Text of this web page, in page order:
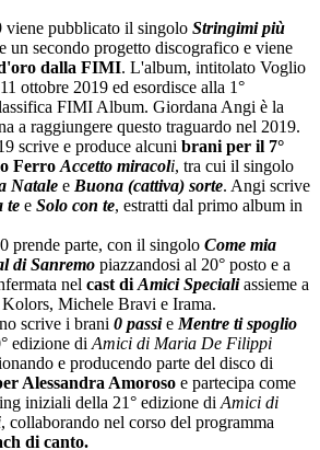
viene pubblicato il singolo Stringimi più
un secondo progetto discografico e viene
dalla FIMI. L'album, intitolato Voglio
ottobre 2019 ed esordisce alla 1°
FIMI Album. Giordana Angi è la
a raggiungere questo traguardo nel 2019.
scrive e produce alcuni brani per il 7°
Ferro Accetto miracoli, tra cui il singolo
Natale e Buona (cattiva) sorte. Angi scrive
te e Solo con te, estratti dal primo album in
prende parte, con il singolo Come mia
di Sanremo piazzandosi al 20° posto e a
nel cast di Amici Specialiassieme a
Michele Bravi e Irama.
scrive i brani 0 passie Mentre ti spoglio
edizione di Amici di Maria De Filippi
e producendo parte del disco di
Alessandra Amoroso e partecipa come
iniziali della 21° edizione di Amici di
, collaborando nel corso del programma
di canto.